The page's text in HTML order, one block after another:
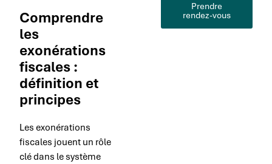
Comprendre
les
exonérations
fiscales :
définition et
principes
Les exonérations
fiscales jouent un rôle
clé dans le système
Prendre
rendez-vous